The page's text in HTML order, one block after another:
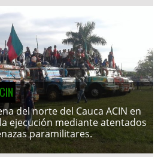
del norte del Cauca ACIN en
ejecución mediante atentados
paramilitares.